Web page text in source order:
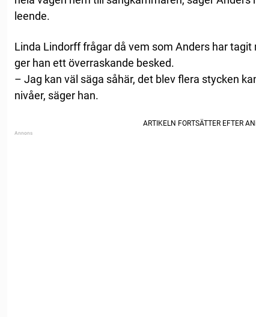
leende.
Linda Lindorff frågar då vem som Anders har
ger han ett överraskande besked.
– Jag kan väl säga såhär, det blev flera stycken
nivåer, säger han.